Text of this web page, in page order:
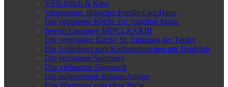
VEB Milch & Käse
Vergessener Jüdischer Friedhof am Hang
Die verlassene Kirche zur Jungfrau Maria
Jewish Cemetery MDCLXXXIII
Die vergessene Kirche St. Johannes der Täufer
Die Schleiferei zum Kaffeekränzchen mit Teddybär
Die verlassene Spinnerei
Das verlassene Sägewerk
Die aufgegebene Biogas-Anlage